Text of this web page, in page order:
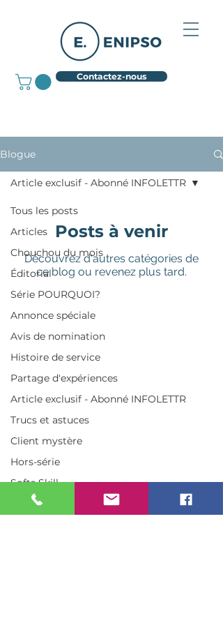
Contactez-nous
Blogue
Tous les posts
Articles
Chouchou du mois
Éditorial
Série POURQUOI?
Annonce spéciale
Avis de nomination
Histoire de service
Partage d'expériences
Article exclusif - Abonné INFOLETTR
Trucs et astuces
Client mystère
Hors-série
Softs Skill
Oups - moment d'embarras
Article exclusif - Abonné INFOLETTR
Posts à venir
Découvrez d'autres catégories de
ce blog ou revenez plus tard.
info@enipso.com
905 de Nemours, local 170,
Québec, QC, G1H 6Z5
1-855-741-9330